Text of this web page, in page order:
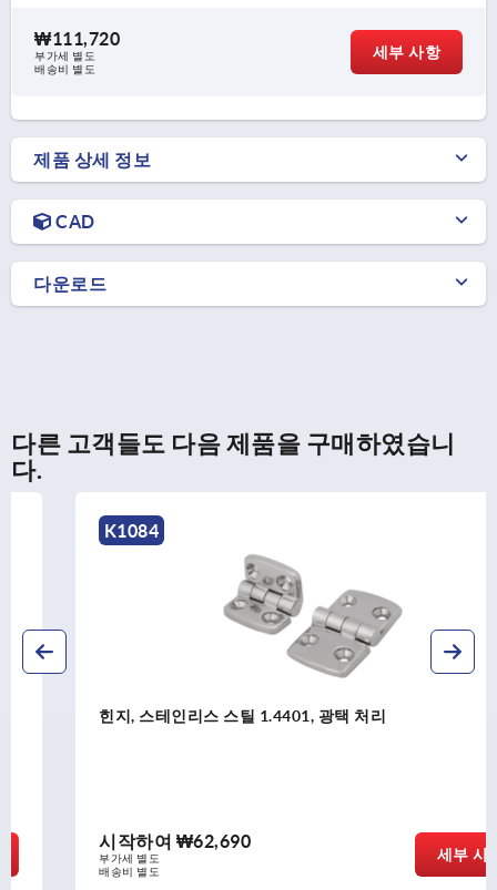
₩111,720
부가세 별도
배송비 별도
세부 사항
제품 상세 정보
CAD
다운로드
다른 고객들도 다음 제품을 구매하였습니
다.
힌지, 스테인리스 스틸 1.4401, 광택 처리
시작하여₩62,690
세부 사항